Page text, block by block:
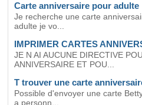
Carte anniversaire pour adulte
Je recherche une carte
adulte je vo...
IMPRIMER CARTES
JE N AI AUCUNE DIRECTIVE
ANNIVERSAIRE ET POU...
T trouver une carte
Possible d'envoyer une carte
a personn...